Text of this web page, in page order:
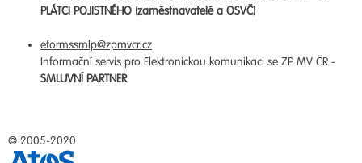
PLÁTCI POJISTNÉHO (zaměstnavatelé a OSVČ)
eformssmlp@zpmvcr.cz
Informační servis pro Elektronickou komunikaci se ZP MV ČR -
SMLUVNÍ PARTNER
© 2005-2020